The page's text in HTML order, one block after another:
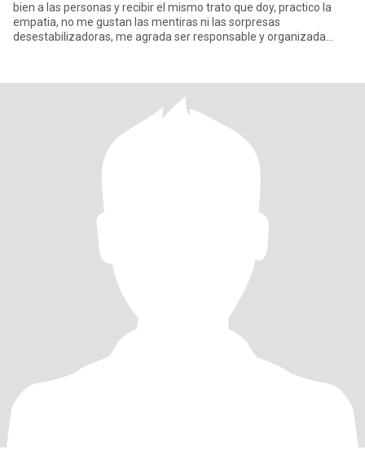
bien a las personas y recibir el mismo trato que doy, practico la
empatia, no me gustan las mentiras ni las sorpresas
desestabilizadoras, me agrada ser responsable y organizada